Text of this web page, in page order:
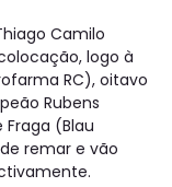
Camilo
logo à
RC), oitavo
Rubens
Fraga (Blau
remar e vão